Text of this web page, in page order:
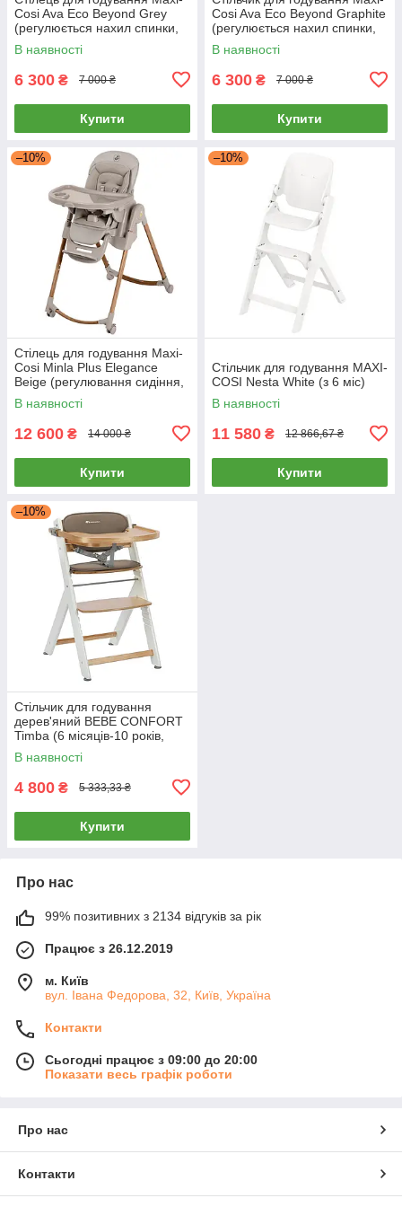
Cosi Ava Eco Beyond Grey
(регулюється нахил спинки,
складаний) Світло-сірий
В наявності
6 300 ₴ 7 000 ₴
Купити
Cosi Ava Eco Beyond Graphite
(регулюється нахил спинки,
складаний) Темно-сірий
В наявності
6 300 ₴ 7 000 ₴
Купити
–10%
Стілець для годування Maxi-
Cosi Minla Plus Elegance
Beige (регулювання сидіння,
складаний) Бежевий
В наявності
12 600 ₴ 14 000 ₴
Купити
–10%
Стільчик для годування MAXI-
COSI Nesta White (з 6 міс)
В наявності
11 580 ₴ 12 866,67 ₴
Купити
–10%
Стільчик для годування
дерев'яний BEBE CONFORT
Timba (6 місяців-10 років,
вкладиш) Light wood/Beige
Бежевий
В наявності
4 800 ₴ 5 333,33 ₴
Купити
Про нас
99% позитивних з 2134 відгуків за рік
Працює з 26.12.2019
м. Київ
вул. Івана Федорова, 32, Київ, Україна
Контакти
Сьогодні працює з 09:00 до 20:00
Показати весь графік роботи
Про нас
Контакти